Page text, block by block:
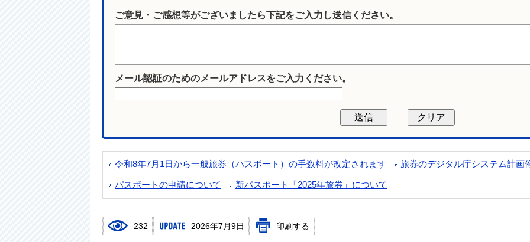
ご意見・ご感想等がございましたら下記をご入力し送信ください。
メール認証のためのメールアドレスをご入力ください。
令和8年7月1日から一般旅券（パスポート）の手数料が改定されます 旅券のデジタル庁システム計画
パスポートの申請について 新パスポート「2025年旅券」について
232 2026年7月9日 印刷する